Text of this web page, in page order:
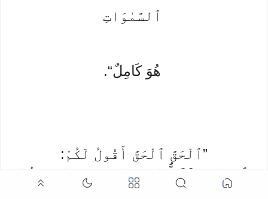
ٱلسَّمٰوَاتِ
هُوَ كَامِلٌ“.
”ٱلْحَقَّ ٱلْحَقَّ أَقُولُ لَكُمْ:
ٱِسْهَرُوا
وَصَلُّوا
دَائِمًا، لِئَلا يُجَرِّبَكُمُ
ٱلشَّيْطَانُ